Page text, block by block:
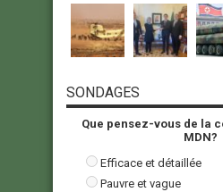
SONDAGES
Que pensez-vous de la
MDN?
Efficace et détaillée
Pauvre et vague